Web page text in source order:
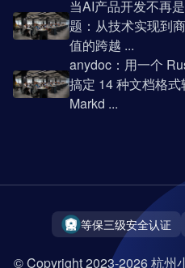
当AI产品开发不再
题：从技术实现到
值的跨越 ...
anydoc：用一个
搞定 14 种文档格式
Markd ...
等保三级安全认证
© Copyright 2023-2026 杭州